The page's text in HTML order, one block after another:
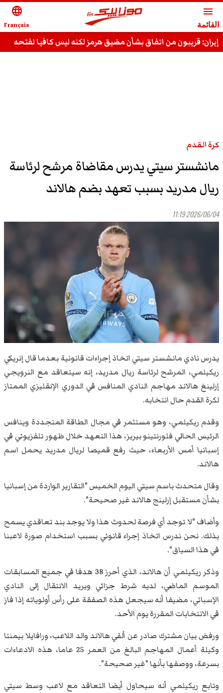
menu
القائمة
language
Français
إيران: قريبون من اتفاق بشأن مضيق هرمز لكنه ليس كافيا لفتحه
كرة القدم
مانشستر سيتي يدرس مقاضاة مرشح لرئاسة
ريال مدريد بسبب تعهد بضم هالاند
2026/06/04 11:19
يدرس ​نادي مانشستر سيتي اتخاذ إجراءات قانونية بعدما قال إنريكي
​ريكيلمي، المرشح لرئاسة ريال مدريد، ‌إنه سيتعاقد مع النرويجي
إرلينغ هالاند ‌مهاجم النادي المنافس في ‌الدوري الإنقليزي الممتاز
لكرة القدم حال انتخابه.
وقدم ريكيلمي، وهو مستثمر في مجال الطاقة المتجددة وينافس
الرئيس الحالي ⁠فلورنتينو بيريز، هذا التعهد خلال ظهور تلفزيوني في
إسبانيا أمس الأربعاء، حيث رفع قميصا لريال مدريد يحمل اسم
هالاند.
وقال ​متحدث باسم سيتي اليوم الخميس "التقارير الواردة من إسبانيا
بشأن مستقبل إرلينج هالاند غير صحيحة".
وأضاف "لا ⁠توجد أي فرصة لحدوث هذا ولا يوجد بند تعاقدي يسمح
بذلك. نحن ندرس اتخاذ إجراء ⁠قانوني بسبب استخدام صورة لاعبنا
في هذا السياق".
وذكر ريكيلمي أن هالاند، الذي أحرز 38 هدفا في جميع المسابقات
الموسم الماضي، لديه شرط جزائي ويريد الانتقال إلى النادي
الإسباني، مضيفا أنه سيجعل هذه الصفقة على رأس أولوياته إذا فاز
في الانتخابات المقررة يوم الأحد.
ورفض بيان مشترك صادر عن ألفي ​هالاند والد اللاعب، ورافايلا بيمنتا
وكيلة أعمال المهاجم البالغ من العمر 25 عاما، هذه الادعاءات
بسرعة، ووصفها بأنها "غير صحيحة".
وتابع ريكيلمي أنه سيحاول ‌أيضا التعاقد مع لاعب وسط سيتي